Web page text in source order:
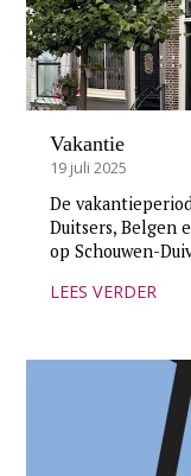
Vakantie
19 juli 2025
De
Duitsers, Belgen
op Schouwen-
LEES VERDER